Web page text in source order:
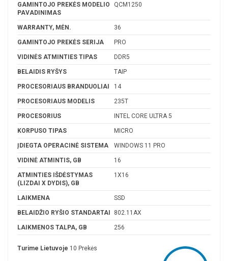
GAMINTOJO PREKĖS MODELIO
PAVADINIMAS
QCM1250
WARRANTY, MĖN. 36
GAMINTOJO PREKĖS SERIJA PRO
VIDINĖS ATMINTIES TIPAS DDR5
BELAIDIS RYŠYS TAIP
PROCESORIAUS BRANDUOLIAI 14
PROCESORIAUS MODELIS 235T
PROCESORIUS INTEL CORE ULTRA 5
KORPUSO TIPAS MICRO
ĮDIEGTA OPERACINĖ SISTEMA WINDOWS 11 PRO
VIDINĖ ATMINTIS, GB 16
ATMINTIES IŠDĖSTYMAS
(LIZDAI X DYDIS), GB
1X16
LAIKMENA SSD
BELAIDŽIO RYŠIO STANDARTAI 802.11AX
LAIKMENOS TALPA, GB 256
Turime Lietuvoje 10 Prekės